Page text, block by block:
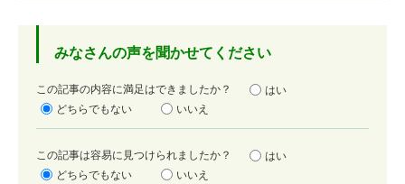
みなさんの声を聞かせてください
満
足
この記事の内容に満足はできましたか？
はい
どちらでもない
いいえ
容
易
この記事は容易に見つけられましたか？
はい
どちらでもない
いいえ